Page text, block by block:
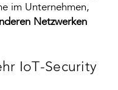
im Unternehmen,
Netzwerken
IoT-Security